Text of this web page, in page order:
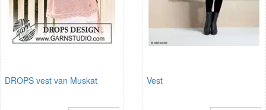
DROPS vest van Muskat Vest